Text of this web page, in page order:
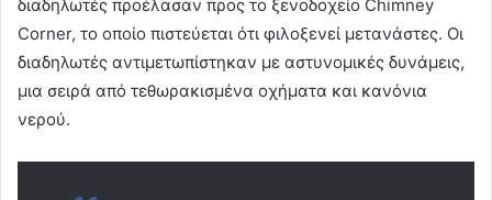
διαδηλωτές προέλασαν προς το ξενοδοχείο Chimney
Corner, το οποίο πιστεύεται ότι φιλοξενεί μετανάστες. Οι
διαδηλωτές αντιμετωπίστηκαν με αστυνομικές δυνάμεις,
μια σειρά από τεθωρακισμένα οχήματα και κανόνια
νερού.